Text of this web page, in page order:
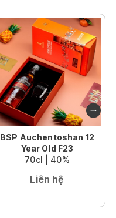
BSP Auchentoshan 12
Year Old F23
70cl | 40%
Liên hệ